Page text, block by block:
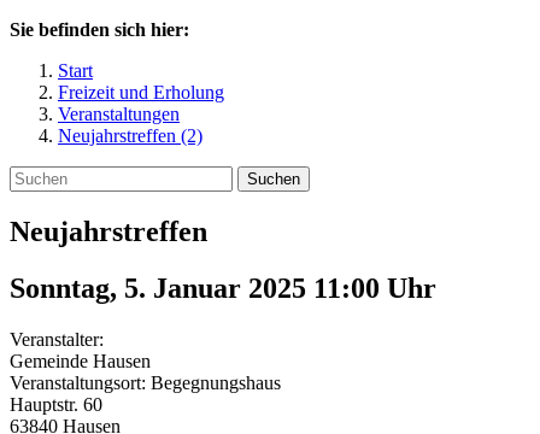
Sie befinden sich hier:
Start
Freizeit und Erholung
Veranstaltungen
Neujahrstreffen (2)
Suchen
Neujahrstreffen
Sonntag, 5. Januar 2025 11:00 Uhr
Veranstalter:
Gemeinde Hausen
Veranstaltungsort: Begegnungshaus
Hauptstr. 60
63840 Hausen